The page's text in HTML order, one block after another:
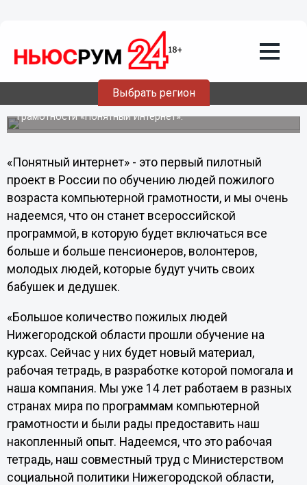
Выбрать регион
Директор по связям с общественностью Google в
России, Восточной и Центральной Европе Алла
Забровская прокомментировала прошедшую в
Нижегородском кремле презентацию комплексной
программы обучения пользователей старшего
поколения навыкам компьютерной и интернет -
грамотности «Понятный Интернет».
«Понятный интернет» - это первый пилотный
проект в России по обучению людей пожилого
возраста компьютерной грамотности, и мы очень
надеемся, что он станет всероссийской
программой, в которую будет включаться все
больше и больше пенсионеров, волонтеров,
молодых людей, которые будут учить своих
бабушек и дедушек.
«Большое количество пожилых людей
Нижегородской области прошли обучение на
курсах. Сейчас у них будет новый материал,
рабочая тетрадь, в разработке которой помогала и
наша компания. Мы уже 14 лет работаем в разных
странах мира по программам компьютерной
грамотности и были рады предоставить наш
накопленный опыт. Надеемся, что это рабочая
тетрадь, наш совместный труд с Министерством
социальной политики Нижегородской области,